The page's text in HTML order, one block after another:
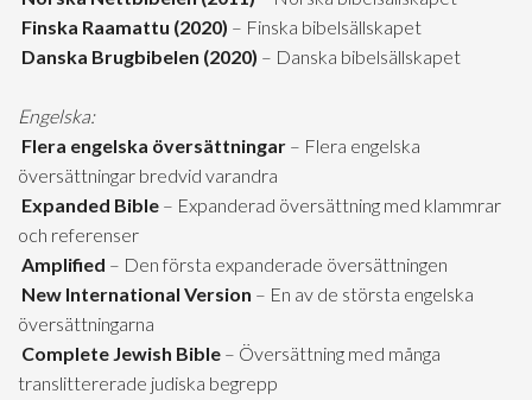
Finska Raamattu (2020) – Finska bibelsällskapet
Danska Brugbibelen (2020) – Danska bibelsällskapet
Engelska:
Flera engelska översättningar – Flera engelska
översättningar bredvid varandra
Expanded Bible – Expanderad översättning med klammrar
och referenser
Amplified – Den första expanderade översättningen
New International Version – En av de största engelska
översättningarna
Complete Jewish Bible – Översättning med många
translittererade judiska begrepp